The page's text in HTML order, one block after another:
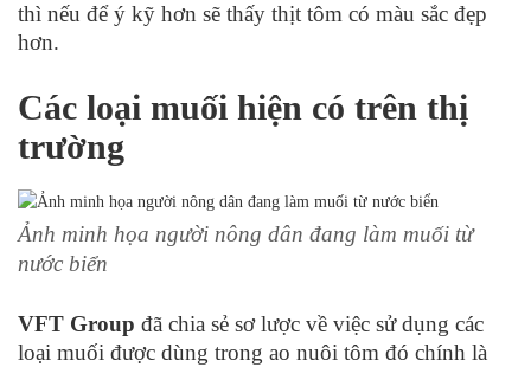
thì nếu để ý kỹ hơn sẽ thấy thịt tôm có màu sắc đẹp
hơn.
Các loại muối hiện có trên thị
trường
Ảnh minh họa người nông dân đang làm muối từ
nước biển
VFT Group đã chia sẻ sơ lược về việc sử dụng các
loại muối được dùng trong ao nuôi tôm đó chính là